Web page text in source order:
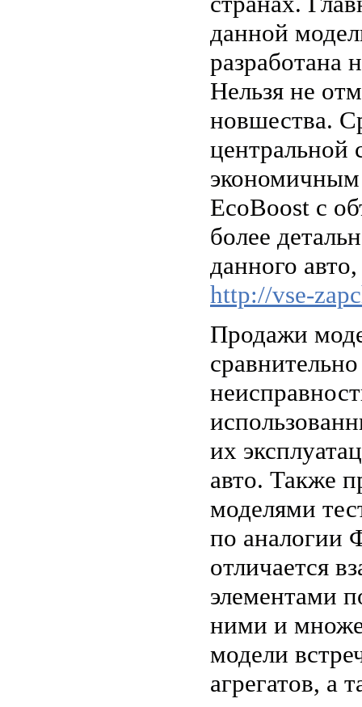
данной
разработана
Нельзя не
новшества.
центральной
EcoBoost с
более
данного
http://vse-
Продажи
их
авто. Также
моделями
по аналогии
отличается
элементами
ними и
модели
агрегатов, а